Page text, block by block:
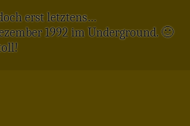
erst letztens…
1992 im Underground. 🙂